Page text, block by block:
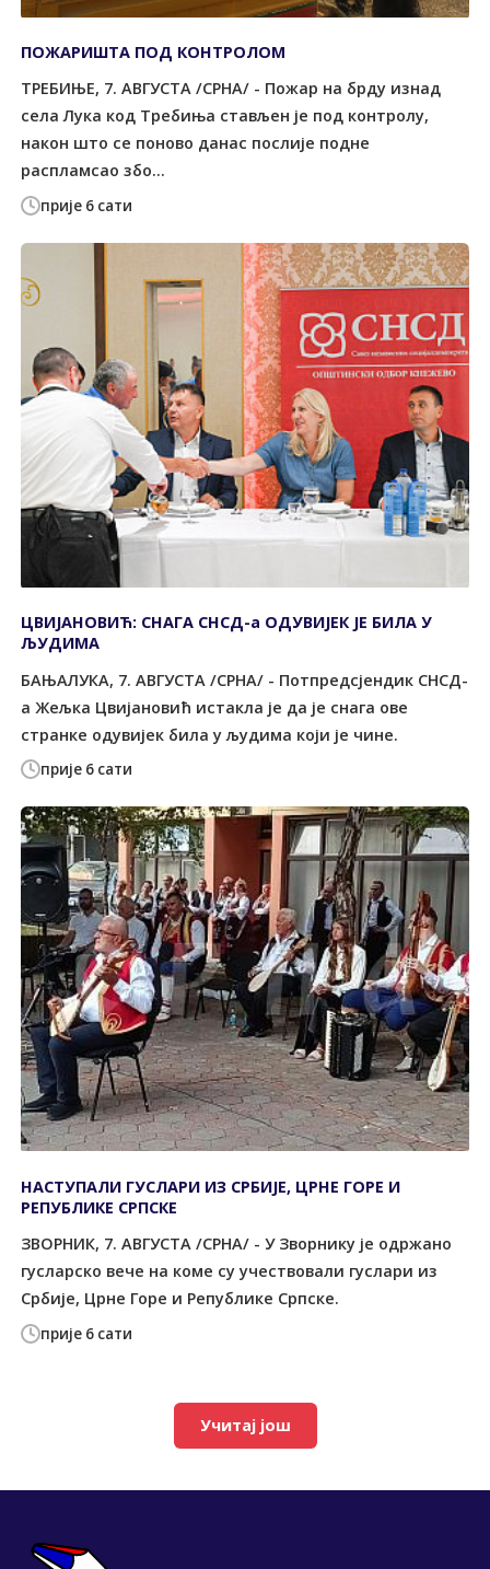
прије 6 сати
ПОЖАРИШТА ПОД КОНTРОЛОМ
ТРЕБИЊЕ, 7. АВГУСТА /СРНА/ - Пожар на брду изнад
села Лука код Tребиња стављен је под контролу,
након што се поново данас послије подне
распламсао збо...
прије 6 сати
ЦВИЈАНОВИЋ: СНАГА СНСД-а ОДУВИЈЕК ЈЕ БИЛА У
ЉУДИМА
БАЊАЛУКА, 7. АВГУСТА /СРНА/ - Потпредсјендик СНСД-
а Жељка Цвијановић истакла је да је снага ове
странке одувијек била у људима који је чине.
прије 6 сати
НАСТУПАЛИ ГУСЛАРИ ИЗ СРБИЈЕ, ЦРНЕ ГОРЕ И
РЕПУБЛИКЕ СРПСКЕ
ЗВОРНИК, 7. АВГУСТА /СРНА/ - У Зворнику је одржано
гусларско вече на коме су учествовали гуслари из
Србије, Црне Горе и Републике Српске.
Учитај још